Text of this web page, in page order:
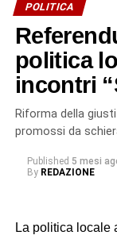
parte due
delle Favare,
questo
respingendo la
latitanza dei
©
POLITICA
politica
incontri
Riforma della
promossi da
Published 5 mesi
By REDAZIONE
La politica locale